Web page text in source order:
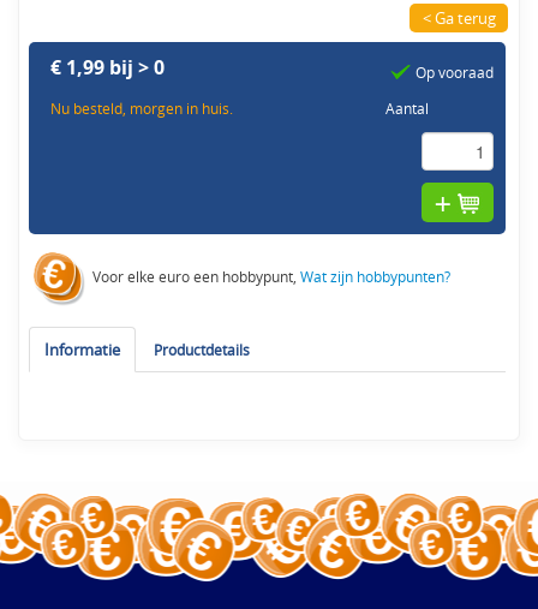
< Ga terug
€ 1,99 bij > 0
Nu besteld, morgen in huis.
Op vooraad
Aantal
Voor elke euro een hobbypunt,Wat zijn hobbypunten?
Informatie Productdetails